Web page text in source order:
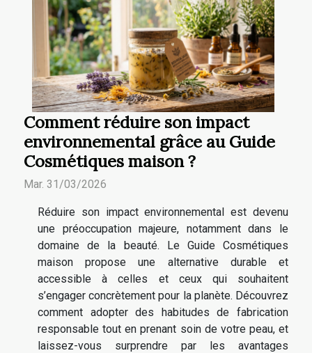
Comment réduire son impact
environnemental grâce au Guide
Cosmétiques maison ?
Mar. 31/03/2026
Réduire son impact environnemental est devenu
une préoccupation majeure, notamment dans le
domaine de la beauté. Le Guide Cosmétiques
maison propose une alternative durable et
accessible à celles et ceux qui souhaitent
s’engager concrètement pour la planète. Découvrez
comment adopter des habitudes de fabrication
responsable tout en prenant soin de votre peau, et
laissez-vous surprendre par les avantages